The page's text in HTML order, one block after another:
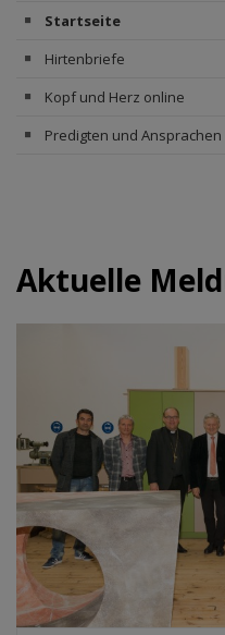
Startseite
Hirtenbriefe
Kopf und Herz online
Predigten und Ansprachen
Aktuelle